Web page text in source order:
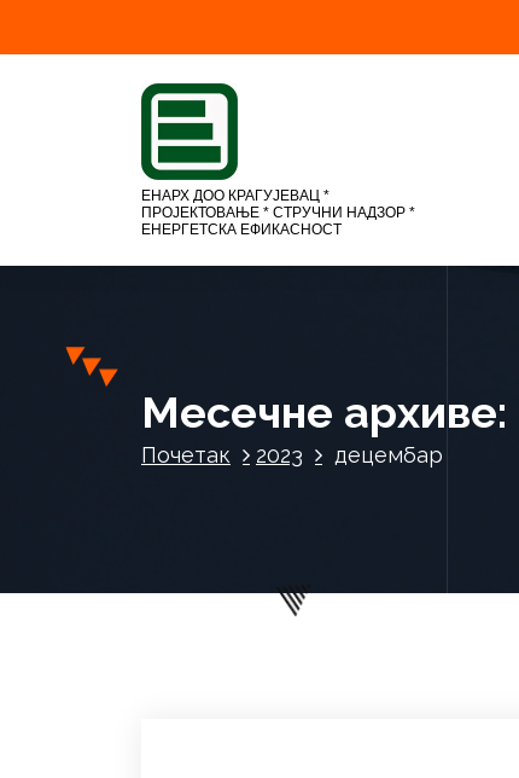
ЕНАРХ ДОО КРАГУЈЕВАЦ *
ПРОЈЕКТОВАЊЕ * СТРУЧНИ НАДЗОР *
ЕНЕРГЕТСКА ЕФИКАСНОСТ
Месечне
Почетак 2023 децембар